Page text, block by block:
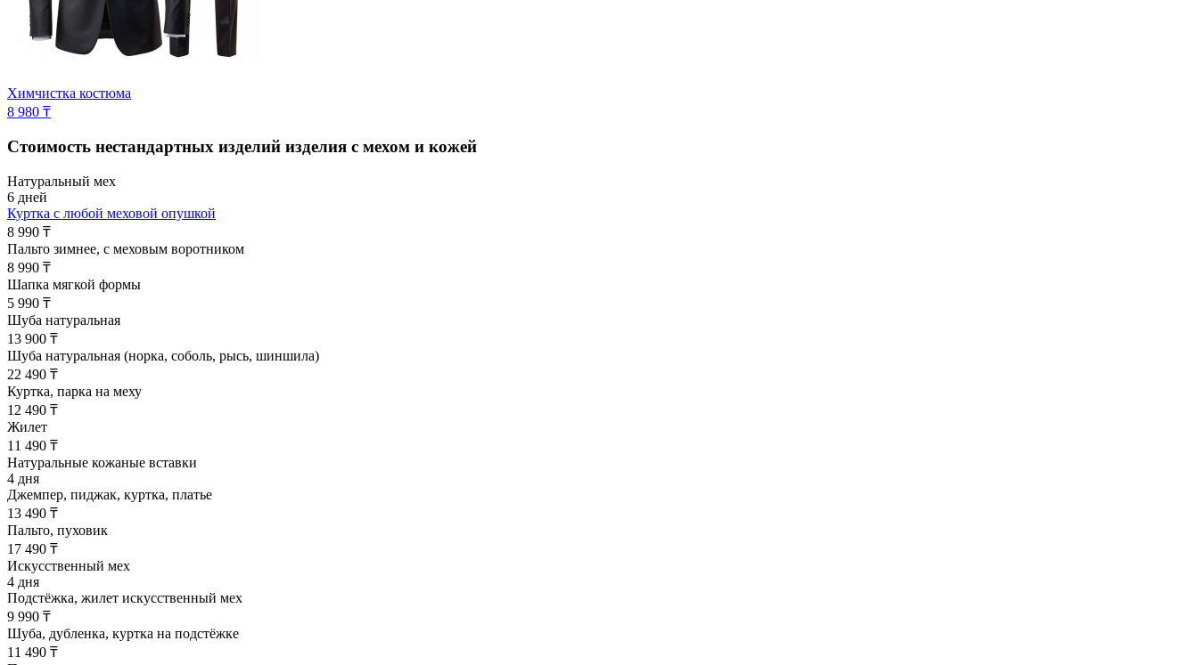
Химчистка костюма
8 980 ₸
Стоимость нестандартных изделий изделия с мехом и кожей
Натуральный мех
6 дней
Куртка с любой меховой опушкой
8 990 ₸
Пальто зимнее, с меховым воротником
8 990 ₸
Шапка мягкой формы
5 990 ₸
Шуба натуральная
13 900 ₸
Шуба натуральная (норка, соболь, рысь, шиншила)
22 490 ₸
Куртка, парка на меху
12 490 ₸
Жилет
11 490 ₸
Натуральные кожаные вставки
4 дня
Джемпер, пиджак, куртка, платье
13 490 ₸
Пальто, пуховик
17 490 ₸
Искусственный мех
4 дня
Подстёжка, жилет искусственный мех
9 990 ₸
Шуба, дубленка, куртка на подстёжке
11 490 ₸